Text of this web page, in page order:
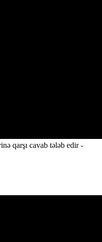
qarşı cavab tələb edir -